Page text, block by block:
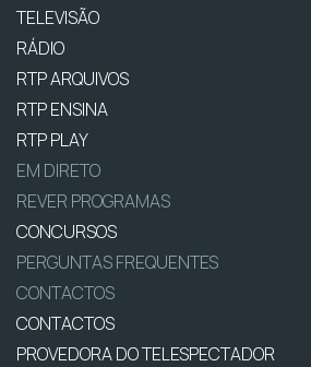
TELEVISÃO
RÁDIO
RTP ARQUIVOS
RTP ENSINA
RTP PLAY
EM DIRETO
REVER PROGRAMAS
CONCURSOS
PERGUNTAS FREQUENTES
CONTACTOS
CONTACTOS
PROVEDORA DO TELESPECTADOR